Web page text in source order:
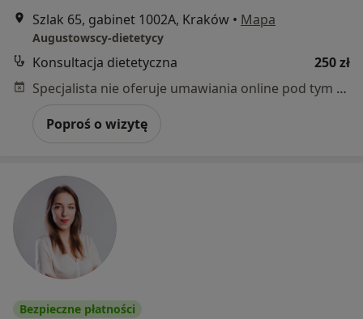
Szlak 65, gabinet 1002A, Kraków • Mapa
Augustowscy-dietetycy
Konsultacja dietetyczna
250 zł
Specjalista nie oferuje umawiania online pod tym adresem.
Poproś o wizytę
Bezpieczne płatności